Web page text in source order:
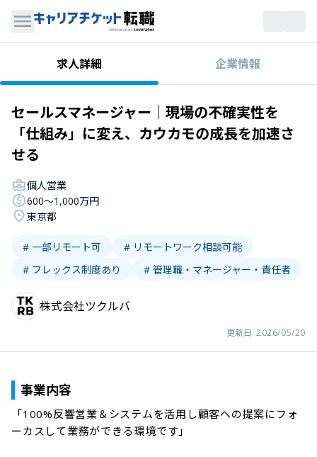
求人詳細 企業情報
セールスマネージャー｜現場の不確実性を
「仕組み」に変え、カウカモの成長を加速さ
せる
個人営業
600〜1,000万円
東京都
# 一部リモート可
# リモートワーク相談可能
# フレックス制度あり
# 管理職・マネージャー・責任者
株式会社ツクルバ
更新日: 2026/05/20
事業内容
「100%反響営業＆システムを活用し顧客への提案にフォ
ーカスして業務ができる環境です」